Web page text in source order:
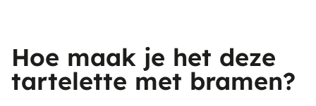
Hoe maak je het deze
tartelette met bramen?